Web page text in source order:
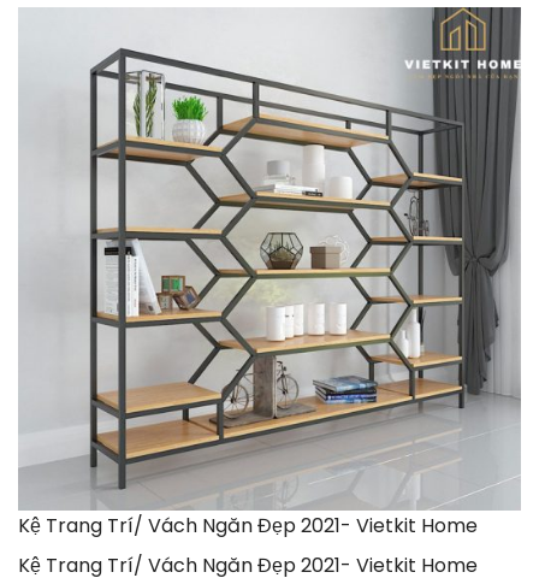
Kệ Trang Trí/ Vách Ngăn Đẹp 2021- Vietkit Home
Kệ Trang Trí/ Vách Ngăn Đẹp 2021- Vietkit Home